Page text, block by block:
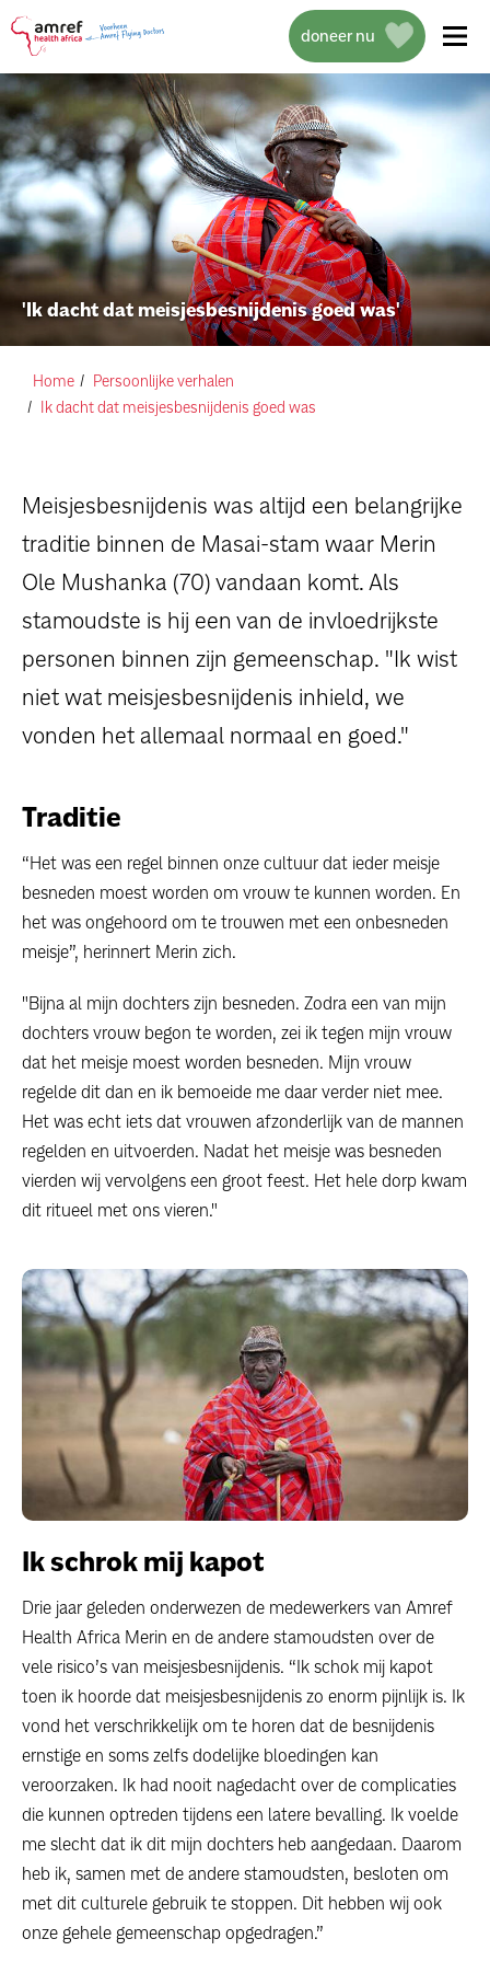
doneer nu
over amref health africa
wat we doen
projecten
help mee
dossiers
persoonlijke verhalen
voor bedrijven
contact
pers
'Ik dacht dat meisjesbesnijdenis goed was'
Home
Persoonlijke verhalen
Ik dacht dat meisjesbesnijdenis goed was
Meisjesbesnijdenis was altijd een belangrijke
traditie binnen de Masai-stam waar Merin
Ole Mushanka (70) vandaan komt. Als
stamoudste is hij een van de invloedrijkste
personen binnen zijn gemeenschap. "Ik wist
niet wat meisjesbesnijdenis inhield, we
vonden het allemaal normaal en goed."
Traditie
“Het was een regel binnen onze cultuur dat ieder meisje
besneden moest worden om vrouw te kunnen worden. En
het was ongehoord om te trouwen met een onbesneden
meisje”, herinnert Merin zich.
"Bijna al mijn dochters zijn besneden. Zodra een van mijn
dochters vrouw begon te worden, zei ik tegen mijn vrouw
dat het meisje moest worden besneden. Mijn vrouw
regelde dit dan en ik bemoeide me daar verder niet mee.
Het was echt iets dat vrouwen afzonderlijk van de mannen
regelden en uitvoerden. Nadat het meisje was besneden
vierden wij vervolgens een groot feest. Het hele dorp kwam
dit ritueel met ons vieren."
Ik schrok mij kapot
Drie jaar geleden onderwezen de medewerkers van Amref
Health Africa Merin en de andere stamoudsten over de
vele risico’s van meisjesbesnijdenis. “Ik schok mij kapot
toen ik hoorde dat meisjesbesnijdenis zo enorm pijnlijk is. Ik
vond het verschrikkelijk om te horen dat de besnijdenis
ernstige en soms zelfs dodelijke bloedingen kan
veroorzaken. Ik had nooit nagedacht over de complicaties
die kunnen optreden tijdens een latere bevalling. Ik voelde
me slecht dat ik dit mijn dochters heb aangedaan. Daarom
heb ik, samen met de andere stamoudsten, besloten om
met dit culturele gebruik te stoppen. Dit hebben wij ook
onze gehele gemeenschap opgedragen.”